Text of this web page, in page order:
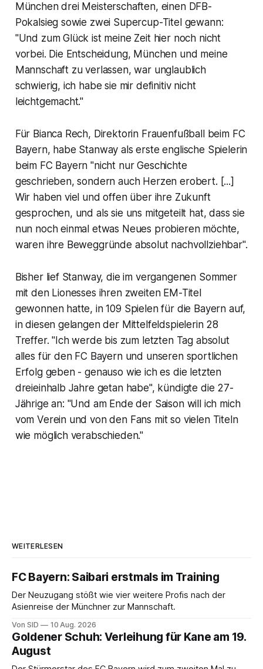
München drei Meisterschaften, einen DFB-
Pokalsieg sowie zwei Supercup-Titel gewann:
"Und zum Glück ist meine Zeit hier noch nicht
vorbei. Die Entscheidung, München und meine
Mannschaft zu verlassen, war unglaublich
schwierig, ich habe sie mir definitiv nicht
leichtgemacht."
Für Bianca Rech, Direktorin Frauenfußball beim FC
Bayern, habe Stanway als erste englische Spielerin
beim FC Bayern "nicht nur Geschichte
geschrieben, sondern auch Herzen erobert. [...]
Wir haben viel und offen über ihre Zukunft
gesprochen, und als sie uns mitgeteilt hat, dass sie
nun noch einmal etwas Neues probieren möchte,
waren ihre Beweggründe absolut nachvollziehbar".
Bisher lief Stanway, die im vergangenen Sommer
mit den Lionesses ihren zweiten EM-Titel
gewonnen hatte, in 109 Spielen für die Bayern auf,
in diesen gelangen der Mittelfeldspielerin 28
Treffer. "Ich werde bis zum letzten Tag absolut
alles für den FC Bayern und unseren sportlichen
Erfolg geben - genauso wie ich es die letzten
dreieinhalb Jahre getan habe", kündigte die 27-
Jährige an: "Und am Ende der Saison will ich mich
vom Verein und von den Fans mit so vielen Titeln
wie möglich verabschieden."
WEITERLESEN
FC Bayern: Saibari erstmals im Training
Der Neuzugang stößt wie vier weitere Profis nach der
Asienreise der Münchner zur Mannschaft.
Von SID 10 Aug. 2026
Goldener Schuh: Verleihung für Kane am 19.
August